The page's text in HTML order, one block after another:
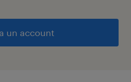
un account